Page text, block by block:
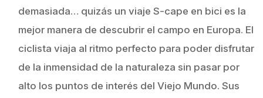
demasiada… quizás un viaje S-cape en bici es la
mejor manera de descubrir el campo en Europa. El
ciclista viaja al ritmo perfecto para poder disfrutar
de la inmensidad de la naturaleza sin pasar por
alto los puntos de interés del Viejo Mundo. Sus